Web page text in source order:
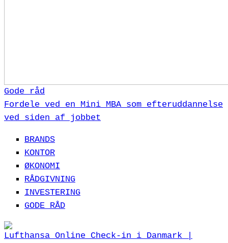
Gode råd
Fordele ved en Mini MBA som efteruddannelse
ved siden af jobbet
BRANDS
KONTOR
ØKONOMI
RÅDGIVNING
INVESTERING
GODE RÅD
Lufthansa Online Check-in i Danmark |